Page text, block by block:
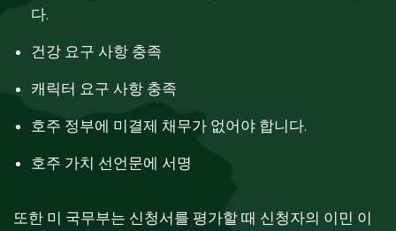
다.
건강 요구 사항 충족
캐릭터 요구 사항 충족
호주 정부에 미결제 채무가 없어야 합니다.
호주 가치 선언문에 서명
또한 미 국무부는 신청서를 평가할 때 신청자의 이민 이